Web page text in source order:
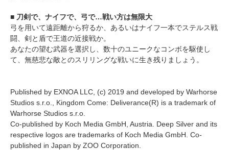
■ 刀剣で、ナイフで、弓で…戦い方は無限大
弓を用いて遠距離から狩るか、あるいはナイフ一本でステルス戦
闘、剣と盾で王道の近接戦か。
あなたの望む武器を選択し、数十のユニークなコンボを駆使し
て、無慈悲な敵とのスリリングな戦いに生き残りましょう。
Published by EXNOA LLC, (c) 2019 and developed by Warhorse
Studios s.r.o., Kingdom Come: Deliverance(R) is a trademark of
Warhorse Studios s.r.o.
Co-published by Koch Media GmbH, Austria. Deep Silver and its
respective logos are trademarks of Koch Media GmbH. Co-
published in Japan by ZOO Corporation.